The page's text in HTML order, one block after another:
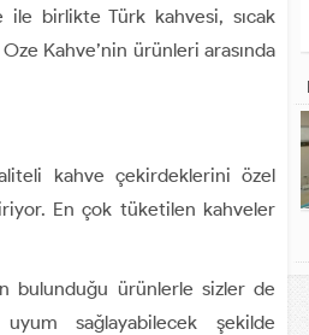
ile birlikte Türk kahvesi, sıcak
Kahve’nin ürünleri arasında
kahve çekirdeklerini özel
En çok tüketilen kahveler
bulunduğu ürünlerle sizler de
sağlayabilecek şekilde